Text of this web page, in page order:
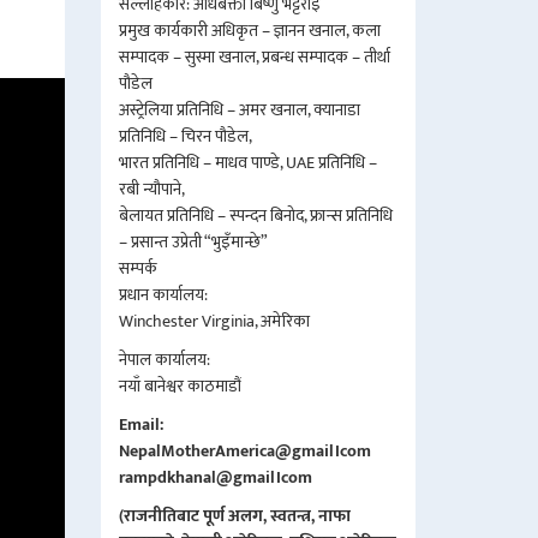
प्रमुख कार्यकारी अधिकृत – ज्ञानन खनाल, कला
सम्पादक – सुस्मा खनाल, प्रबन्ध सम्पादक – तीर्था
पौडेल
अस्ट्रेलिया प्रतिनिधि – अमर खनाल, क्यानाडा
प्रतिनिधि – चिरन पौडेल,
भारत प्रतिनिधि – माधव पाण्डे, UAE प्रतिनिधि –
रबी न्यौपाने,
बेलायत प्रतिनिधि – स्पन्दन बिनोद, फ्रान्स प्रतिनिधि
– प्रसान्त उप्रेती “भुइँमान्छे”
सम्पर्क
प्रधान कार्यालय:
Winchester Virginia, अमेरिका
नेपाल कार्यालय:
नयाँ बानेश्वर काठमाडौं
Email:
NepalMotherAmerica@gmail।com
rampdkhanal@gmail।com
(राजनीतिबाट पूर्ण अलग, स्वतन्त्र, नाफा